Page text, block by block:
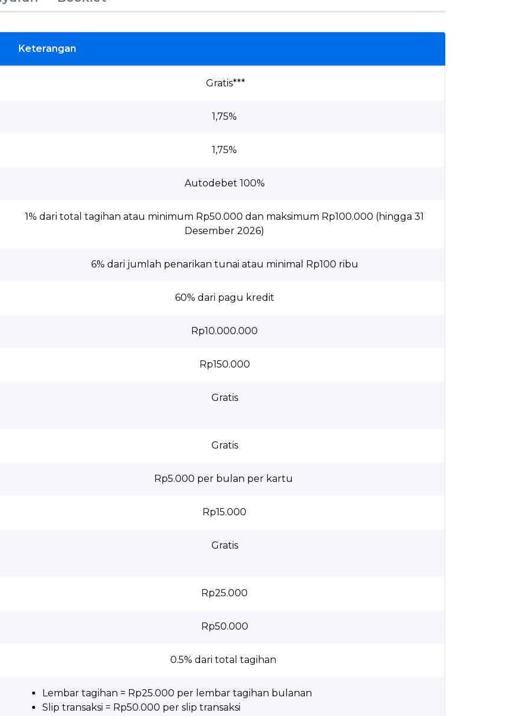
Keterangan
Gratis***
1,75%
1,75%
Autodebet 100%
1% dari total tagihan atau minimum Rp50.000 dan maksimum Rp100.000 (hingga 31
Desember 2026)
6% dari jumlah penarikan tunai atau minimal Rp100 ribu
60% dari pagu kredit
Rp10.000.000
Rp150.000
Gratis
Gratis
Rp5.000 per bulan per kartu
Rp15.000
Gratis
Rp25.000
Rp50.000
0.5% dari total tagihan
Lembar tagihan = Rp25.000 per lembar tagihan bulanan
Slip transaksi = Rp50.000 per slip transaksi